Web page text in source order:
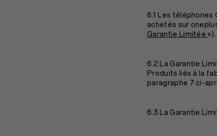
6.1 Les téléphones
achetés sur
Garantie Limitée »).
6.2 La Garantie
Produits liés à la
paragraphe 7 ci-
6.3 La Garantie